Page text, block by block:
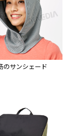
のサンシェード